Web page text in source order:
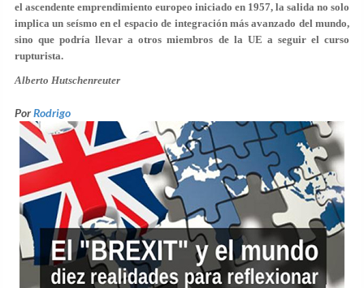
el ascendente emprendimiento europeo iniciado en 1957, la salida no solo
implica un seísmo en el espacio de integración más avanzado del mundo,
sino que podría llevar a otros miembros de la UE a seguir el curso
rupturista.
Alberto Hutschenreuter
PorRodrigo